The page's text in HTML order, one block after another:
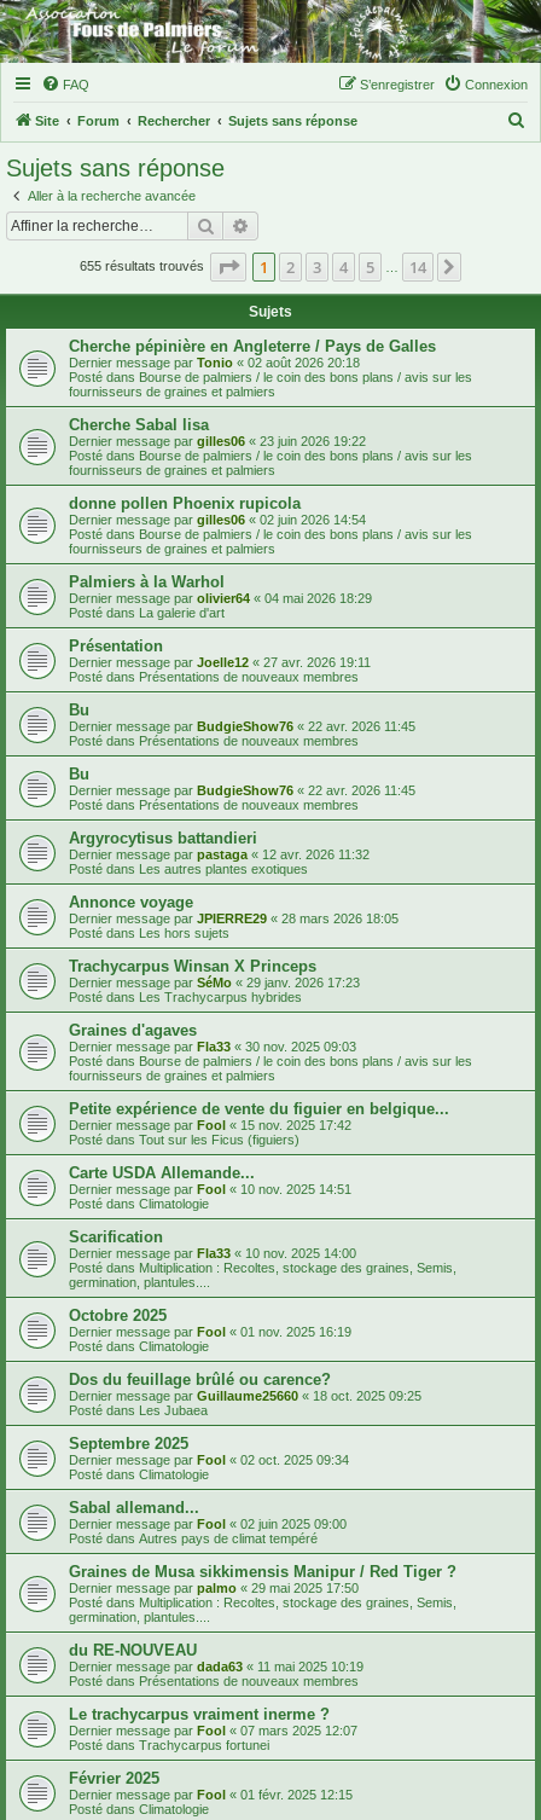
FAQ Connexion
S’enregistrer
Site Forum Rechercher Sujets sans réponse
c
Sujets sans réponse
Aller à la recherche avancée
Rechercher
655 résultats trouvés Page 1sur14
1 2 3 4 5 14
Sujets
Cherche pépinière en Angleterre / Pays de Galles
Dernier message par Tonio « 02 août 2026 20:18
Posté dans Bourse de palmiers / le coin des bons plans / avis sur les
fournisseurs de graines et palmiers
Cherche Sabal lisa
Dernier message par gilles06 « 23 juin 2026 19:22
Posté dans Bourse de palmiers / le coin des bons plans / avis sur les
fournisseurs de graines et palmiers
donne pollen Phoenix rupicola
Dernier message par gilles06 « 02 juin 2026 14:54
Posté dans Bourse de palmiers / le coin des bons plans / avis sur les
fournisseurs de graines et palmiers
Palmiers à la Warhol
Dernier message par olivier64 « 04 mai 2026 18:29
Posté dans La galerie d'art
Présentation
Dernier message par Joelle12 « 27 avr. 2026 19:11
Posté dans Présentations de nouveaux membres
Bu
Dernier message par BudgieShow76 « 22 avr. 2026 11:45
Posté dans Présentations de nouveaux membres
Bu
Dernier message par BudgieShow76 « 22 avr. 2026 11:45
Posté dans Présentations de nouveaux membres
Argyrocytisus battandieri
Dernier message par pastaga « 12 avr. 2026 11:32
Posté dans Les autres plantes exotiques
Annonce voyage
Dernier message par JPIERRE29 « 28 mars 2026 18:05
Posté dans Les hors sujets
Trachycarpus Winsan X Princeps
Dernier message par SéMo « 29 janv. 2026 17:23
Posté dans Les Trachycarpus hybrides
Graines d'agaves
Dernier message par Fla33 « 30 nov. 2025 09:03
Posté dans Bourse de palmiers / le coin des bons plans / avis sur les
fournisseurs de graines et palmiers
Petite expérience de vente du figuier en belgique...
Dernier message par Fool « 15 nov. 2025 17:42
Posté dans Tout sur les Ficus (figuiers)
Carte USDA Allemande...
Dernier message par Fool « 10 nov. 2025 14:51
Posté dans Climatologie
Scarification
Dernier message par Fla33 « 10 nov. 2025 14:00
Posté dans Multiplication : Recoltes, stockage des graines, Semis,
germination, plantules....
Octobre 2025
Dernier message par Fool « 01 nov. 2025 16:19
Posté dans Climatologie
Dos du feuillage brûlé ou carence?
Dernier message par Guillaume25660 « 18 oct. 2025 09:25
Posté dans Les Jubaea
Septembre 2025
Dernier message par Fool « 02 oct. 2025 09:34
Posté dans Climatologie
Sabal allemand...
Dernier message par Fool « 02 juin 2025 09:00
Posté dans Autres pays de climat tempéré
Graines de Musa sikkimensis Manipur / Red Tiger ?
Dernier message par palmo « 29 mai 2025 17:50
Posté dans Multiplication : Recoltes, stockage des graines, Semis,
germination, plantules....
du RE-NOUVEAU
Dernier message par dada63 « 11 mai 2025 10:19
Posté dans Présentations de nouveaux membres
Le trachycarpus vraiment inerme ?
Dernier message par Fool « 07 mars 2025 12:07
Posté dans Trachycarpus fortunei
Février 2025
Dernier message par Fool « 01 févr. 2025 12:15
Posté dans Climatologie